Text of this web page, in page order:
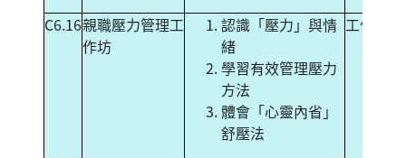
C6.16親職壓力管理工
作坊
認識「壓力」與情
緒
學習有效管理壓力
方法
體會「心靈內省」
舒壓法
工作坊